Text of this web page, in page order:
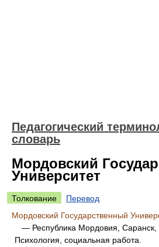
Педагогический
словарь
Мордовский
Университет
Толкование
Перевод
Мордовский Государственный
— Республика Мордовия, Саранск,
Психология, социальная работа.